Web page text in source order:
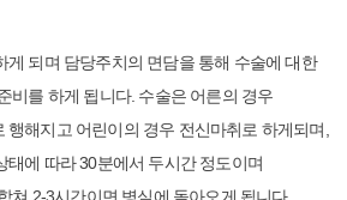
게 되며 담당주치의 면담을 통해 수술에 대한
비를 하게 됩니다. 수술은 어른의 경우
해지고 어린이의 경우 전신마취로 하게되며,
태에 따라 30분에서 두시간 정도이며
쳐 2-3시간이면 병실에 돌아오게 됩니다.